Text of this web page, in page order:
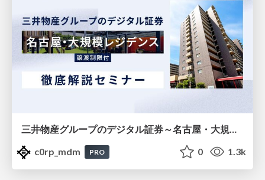
c0rp_mdm
PRO 0 1.3k